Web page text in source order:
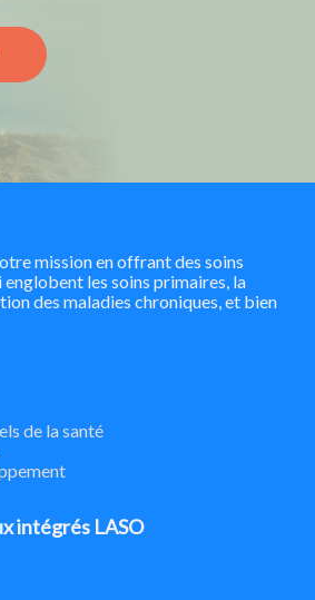
mission en offrant des soins
les soins primaires, la
des maladies chroniques, et bien
de la santé
intégrés LASO